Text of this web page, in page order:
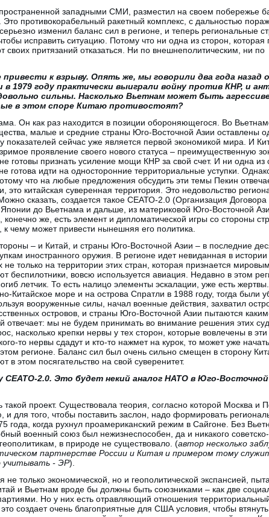
западными СМИ, разместил на своем побережье
Это противокорабельный ракетный комплекс, с дальностью
изменил баланс сил в регионе, и теперь региональные
исправить ситуацию. Потому что ни одна из сторон, которая
своих притязаний отказаться. Ни по внешнеполитическим, ни по
к взрыву. Опять же, мы говорили два года назад
1979 году практически выиграли войну против КНР, и
сильны. Насколько Вьетнам может быть
в этом споре Китаю противостоят?
Он как раз находится в позиции обороняющегося. Во
малые и средние страны Юго-Восточной Азии оставлены
показателей сейчас уже является первой экономикой мира. И
проявление своего нового статуса – преимущественную
готовы признать усиление мощи КНР за свой счет. И ни одна из
готова идти на односторонние территориальные уступки.
что на любые предложения обсудить эти темы Пекин
это китайская суверенная территория. Это недовольство
сказать, создается такое СЕАТО-2.0 (Организация
до Вьетнама и дальше, из материковой Юго-Восточной
конечно же, есть элемент и дипломатической игры со стороны
чему может привести нынешняя его политика.
– и Китай, и страны Юго-Восточной Азии – в последние
иностранного оружия. В регионе идет невиданная в истории
только на территории этих стран, которая признается
беспилотники, вовсю используется авиация. Недавно в этом
летчик. То есть налицо элементы эскалации, уже есть
Китайское море и на острова Спратли в 1988 году, тогда были
вооруженные силы, начал военные действия, захватил
островов, и страны Юго-Восточной Азии пытаются
отвечает: мы не будем принимать во внимание решения этих
насколько крепки нервы у тех сторон, которые вовлечены в эти
то нервы сдадут и кто-то нажмет на курок, то может уже
регионе. Баланс сил был очень сильно смещен в сторону
этом посягательство на свой суверенитет.
СЕАТО-2.0. Это будет некий аналог НАТО в Юго-
проект. Существовала теория, согласно которой Москва и
и для того, чтобы поставить заслон, надо формировать
года, когда рухнул проамериканский режим в Сайгоне. Без
военный союз был нежизнеспособен, да и никакого советско-
в природе не существовало. (автор несколько
партнерстве России и Китая и примером тому
учитывать - ЭР).
только экономической, но и геополитической экспансией,
и Вьетнам вроде бы должны быть союзниками – как две
Но у них есть отравляющий отношения
создает очень благоприятные для США условия, чтобы